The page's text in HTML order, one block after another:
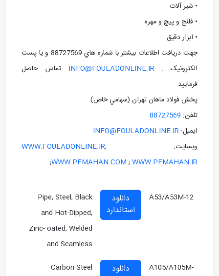
• شير آلات
• فلنج و پيچ و مهره
• ابزار دقيق
جهت دريافت اطلاعات بيشتر با شماره هاي 88727569 و يا پست
الکترونيک :INFO@FOULADONLINE.IR تماس حاصل
فرماييد.
پخش فولاد ماهان تهران (سهامي خاص)
تلفن: 88727569
ايميل: INFO@FOULADONLINE.IR
وبسايت: ;WWW.FOULADONLINE.IR
;WWW.PFMAHAN.COM ;WWW.PFMAHAN.IR
A53/A53M-12
دانلود
استاندارد
Pipe, Steel, Black
and Hot-Dipped,
Zinc- oated, Welded
and Seamless
A105/A105M-
دانلود
Carbon Steel